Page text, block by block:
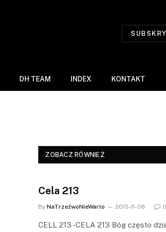
DH TEAM INDEX KONTAKT
ZOBACZ RÓWNIEŻ
Cela 213
By NaTrzeźwoNieWarto 2015-11-08 0
CELL 213 -CELA 213 Bóg często